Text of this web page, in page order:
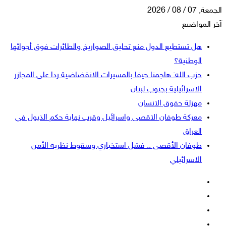
الجمعة, 07 / 08 / 2026
آخر المواضيع
هل تستطيع الدول منع تحليق الصواريخ والطائرات فوق أجوائها
الوطنية؟
حزب الله: هاجمنا حيفا بالمسيرات الانقضاضية ردا على المجازر
الاسرائيلية بجنوب لبنان
مهزلة حقوق الانسان
معركة طوفان الاقصى واسرائيل وقرب نهاية حكم الذيول في
العراق
طوفان الأقصى .. فشل استخباري وسقوط نظرية الأمن
الاسرائيلي